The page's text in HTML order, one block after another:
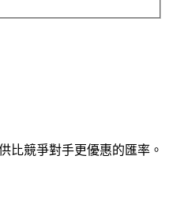
比競爭對手更優惠的匯率。